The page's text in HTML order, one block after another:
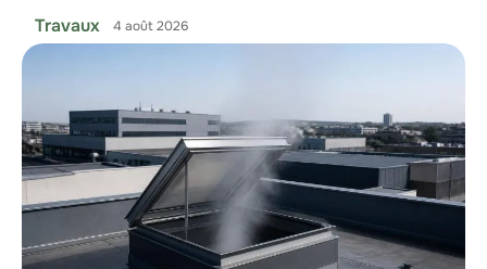
Travaux 4 août 2026